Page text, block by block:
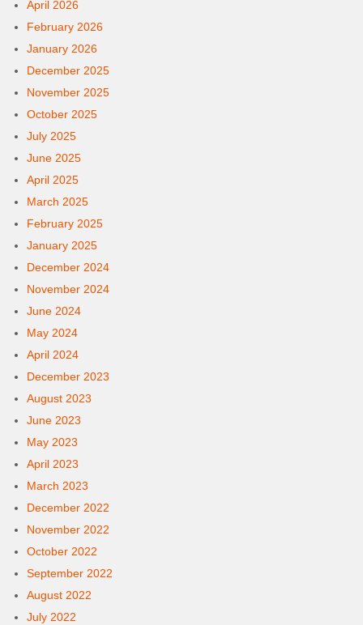
April 2026
February 2026
January 2026
December 2025
November 2025
October 2025
July 2025
June 2025
April 2025
March 2025
February 2025
January 2025
December 2024
November 2024
June 2024
May 2024
April 2024
December 2023
August 2023
June 2023
May 2023
April 2023
March 2023
December 2022
November 2022
October 2022
September 2022
August 2022
July 2022